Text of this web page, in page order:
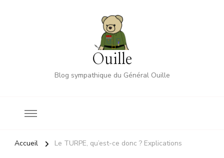
Ouille
Blog sympathique du Général Ouille
Accueil Le TURPE, qu’est-ce donc ? Explications